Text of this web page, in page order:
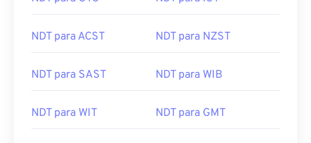
NDT para ACST NDT para NZST
NDT para SAST NDT para WIB
NDT para WIT NDT para GMT